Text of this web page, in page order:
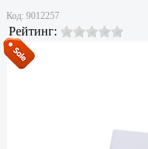
Код: 9012257
Рейтинг: